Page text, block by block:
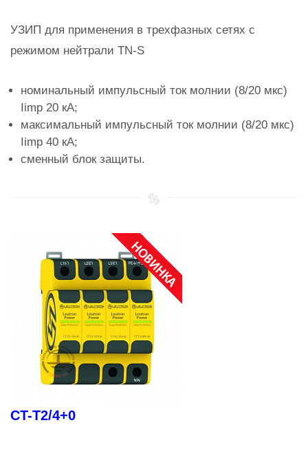
УЗИП для применения в трехфазных сетях с
режимом нейтрали TN-S
номинальный импульсный ток молнии (8/20 мкс)
Iimp 20 кА;
максимальный импульсный ток молнии (8/20 мкс)
Iimp 40 кА;
сменный блок защиты.
CT-T2/4+0